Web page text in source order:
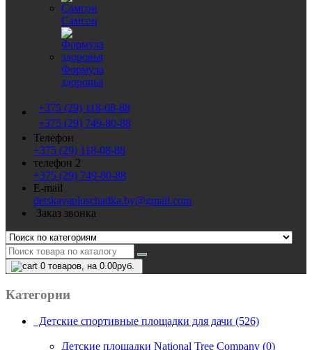
Самсон
Формула
здоровья
+375 (29) 118-08-88
+375 (29) 749-80-88
Телефон
+375 (29) 118-08-88
телефон 2
+375 (29) 749-80-88
E-mail
detskayaploschadka.by@gmail.com
Заказ звонка
0 товаров, на 0.00руб.
Категории
Детские спортивные площадки для дачи (526)
Детские площадки National Tree Company (0)